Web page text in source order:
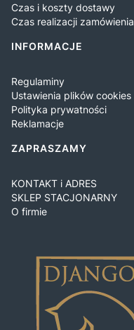
Czas i koszty dostawy
Czas realizacji zamówienia
INFORMACJE
Regulaminy
Ustawienia plików cookies
Polityka prywatności
Reklamacje
ZAPRASZAMY
KONTAKT i ADRES
SKLEP STACJONARNY
O firmie